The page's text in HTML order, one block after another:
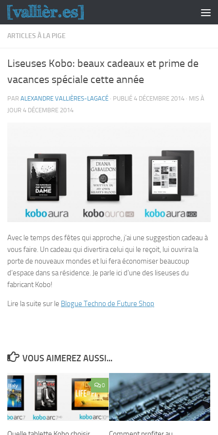
Skip to content
ARTICLES À LA PIGE
Liseuses Kobo: beaux cadeaux et prime de
vacances spéciale cette année
PAR ALEXANDRE VALLIÈRES-LAGACÉ · PUBLIÉ 4 DÉCEMBRE 2014 · MIS À
JOUR 4 DÉCEMBRE 2014
Avec le temps des fêtes qui approche, j’ai une suggestion cadeau à
vous faire. Un cadeau qui divertira celui qui le reçoit, lui ouvrira la
porte de nouveaux mondes et lui fera économiser beaucoup
d’espace dans sa résidence. Je parle ici d’une des liseuses du
fabricant Kobo!
Lire la suite sur le Blogue Techno de Future Shop
VOUS AIMEREZ AUSSI...
0